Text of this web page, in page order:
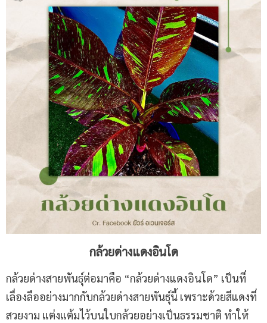
กล้วยด่างแดงอินโด
กล้วยด่างสายพันธุ์ต่อมาคือ “กล้วยด่างแดงอินโด” เป็นที่
เลื่องลืออย่างมากกับกล้วยด่างสายพันธุ์นี้ เพราะด้วยสีแดงที่
สวยงาม แต่งแต้มไว้บนใบกล้วยอย่างเป็นธรรมชาติ ทำให้